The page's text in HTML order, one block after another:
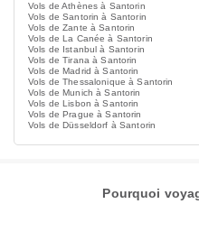
Vols de Athènes à Santorin
Vols de Santorin à Santorin
Vols de Zante à Santorin
Vols de La Canée à Santorin
Vols de Istanbul à Santorin
Vols de Tirana à Santorin
Vols de Madrid à Santorin
Vols de Thessalonique à Santorin
Vols de Munich à Santorin
Vols de Lisbon à Santorin
Vols de Prague à Santorin
Vols de Düsseldorf à Santorin
Pourquoi